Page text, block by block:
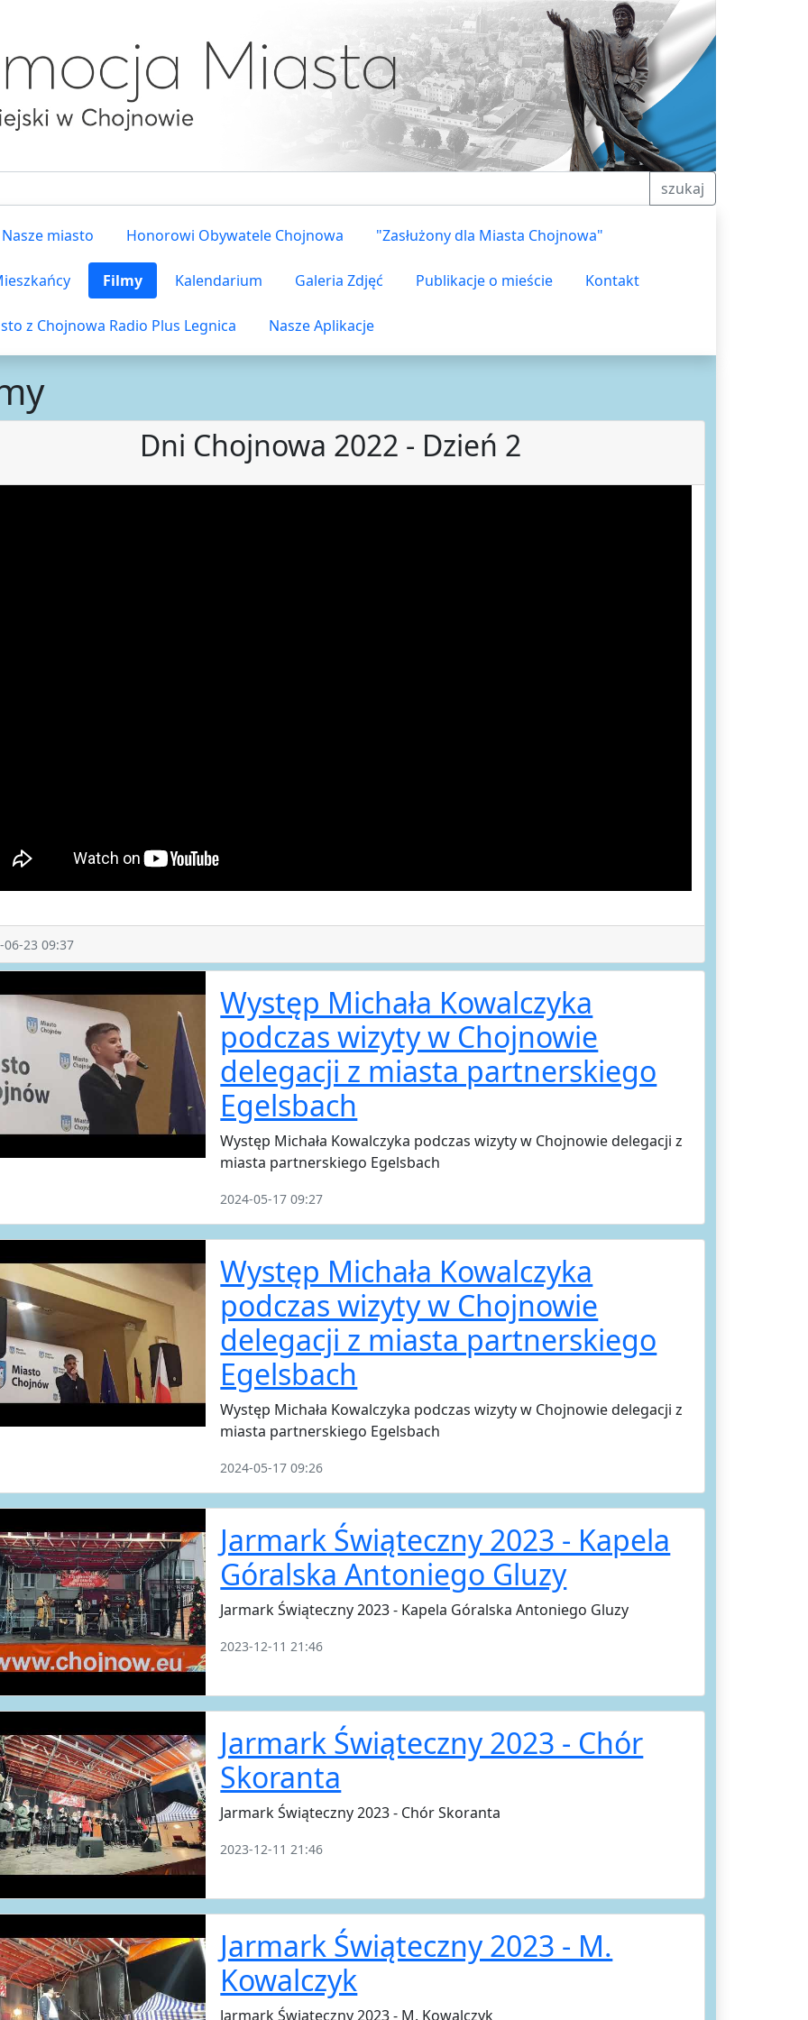
szukaj
Nasze miasto Honorowi Obywatele Chojnowa "Zasłużony dla Miasta Chojnowa"
Filmy Kalendarium Galeria Zdjęć Publikacje o mieście Kontakt
z Chojnowa Radio Plus Legnica Nasze Aplikacje
Dni Chojnowa 2022 - Dzień 2
06-23 09:37
Występ Michała Kowalczyka
podczas wizyty w Chojnowie
delegacji z miasta partnerskiego
Egelsbach
Występ Michała Kowalczyka podczas wizyty w Chojnowie delegacji z
miasta partnerskiego Egelsbach
2024-05-17 09:27
Występ Michała Kowalczyka
podczas wizyty w Chojnowie
delegacji z miasta partnerskiego
Egelsbach
Występ Michała Kowalczyka podczas wizyty w Chojnowie delegacji z
miasta partnerskiego Egelsbach
2024-05-17 09:26
Jarmark Świąteczny 2023 - Kapela
Góralska Antoniego Gluzy
Jarmark Świąteczny 2023 - Kapela Góralska Antoniego Gluzy
2023-12-11 21:46
Jarmark Świąteczny 2023 - Chór
Skoranta
Jarmark Świąteczny 2023 - Chór Skoranta
2023-12-11 21:46
Jarmark Świąteczny 2023 - M.
Kowalczyk
Jarmark Świąteczny 2023 - M. Kowalczyk